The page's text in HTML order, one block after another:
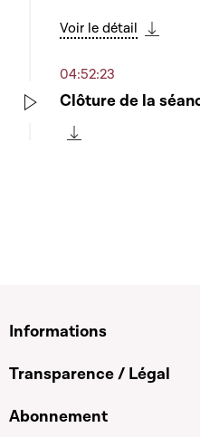
Voir le détail
04:52:23
Clôture de la
Informations
Transparence / Légal
Abonnement